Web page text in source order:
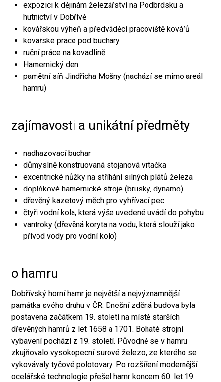
expozici k dějinám železářství na Podbrdsku a
hutnictví v Dobřívě
kovářskou výheň a předváděcí pracoviště kovářů
kovářské práce pod buchary
ruční práce na kovadlině
Hamernický den
pamětní síň Jindřicha Mošny (nachází se mimo areál
hamru)
zajímavosti a unikátní předměty
nadhazovací buchar
důmyslně konstruovaná stojanová vrtačka
excentrické nůžky na stříhání silných plátů železa
doplňkové hamernické stroje (brusky, dynamo)
dřevěný kazetový měch pro vyhřívací pec
čtyři vodní kola, která výše uvedené uvádí do pohybu
vantroky (dřevěná koryta na vodu, která slouží jako
přívod vody pro vodní kolo)
o hamru
Dobřívský horní hamr je největší a nejvýznamnější
památka svého druhu v ČR. Dnešní zděná budova byla
postavena začátkem 19. století na místě starších
dřevěných hamrů z let 1658 a 1701. Bohaté strojní
vybavení pochází z 19. století. Původně se v hamru
zkujňovalo vysokopecní surové železo, ze kterého se
vykovávaly tyčové polotovary. Po rozšíření modernější
ocelářské technologie přešel hamr koncem 60. let 19.